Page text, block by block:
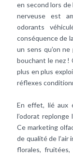
en second lors
nerveuse est
odorants
conséquence de
un sens qu’on
bouchant le nez !
plus en plus
réflexes
En effet, lié aux
l’odorat replonge
Ce marketing
de qualité de l’air
florales, fruitées,